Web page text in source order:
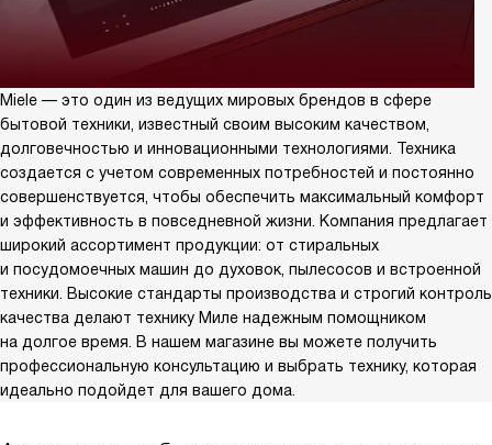
Miele — это один из ведущих мировых брендов в сфере
бытовой техники, известный своим высоким качеством,
долговечностью и инновационными технологиями. Техника
создается с учетом современных потребностей и постоянно
совершенствуется, чтобы обеспечить максимальный комфорт
и эффективность в повседневной жизни. Компания предлагает
широкий ассортимент продукции: от стиральных
и посудомоечных машин до духовок, пылесосов и встроенной
техники. Высокие стандарты производства и строгий контроль
качества делают технику Миле надежным помощником
на долгое время. В нашем магазине вы можете получить
профессиональную консультацию и выбрать технику, которая
идеально подойдет для вашего дома.